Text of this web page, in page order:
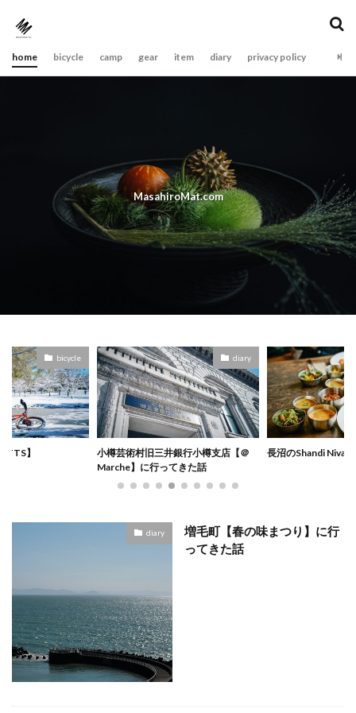
home bicycle camp gear item diary privacy policy
MasahiroMat.com
bicycle
】
diary
小樽芸術村旧三井銀行小樽支店【＠
Marche】に行ってきた話
長沼のShandi Nivas
diary
増毛町【春の味まつり】に行
ってきた話